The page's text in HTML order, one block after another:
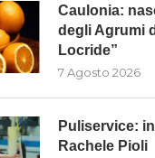
Caulonia:
degli Agrumi
Locride”
7 Agosto 2026
Puliservice:
Rachele Pioli